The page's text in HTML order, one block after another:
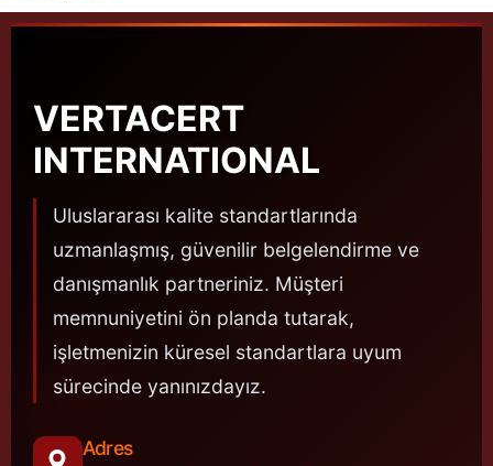
VERTACERT
INTERNATIONAL
Uluslararası kalite standartlarında
uzmanlaşmış, güvenilir belgelendirme ve
danışmanlık partneriniz. Müşteri
memnuniyetini ön planda tutarak,
işletmenizin küresel standartlara uyum
sürecinde yanınızdayız.
Adres